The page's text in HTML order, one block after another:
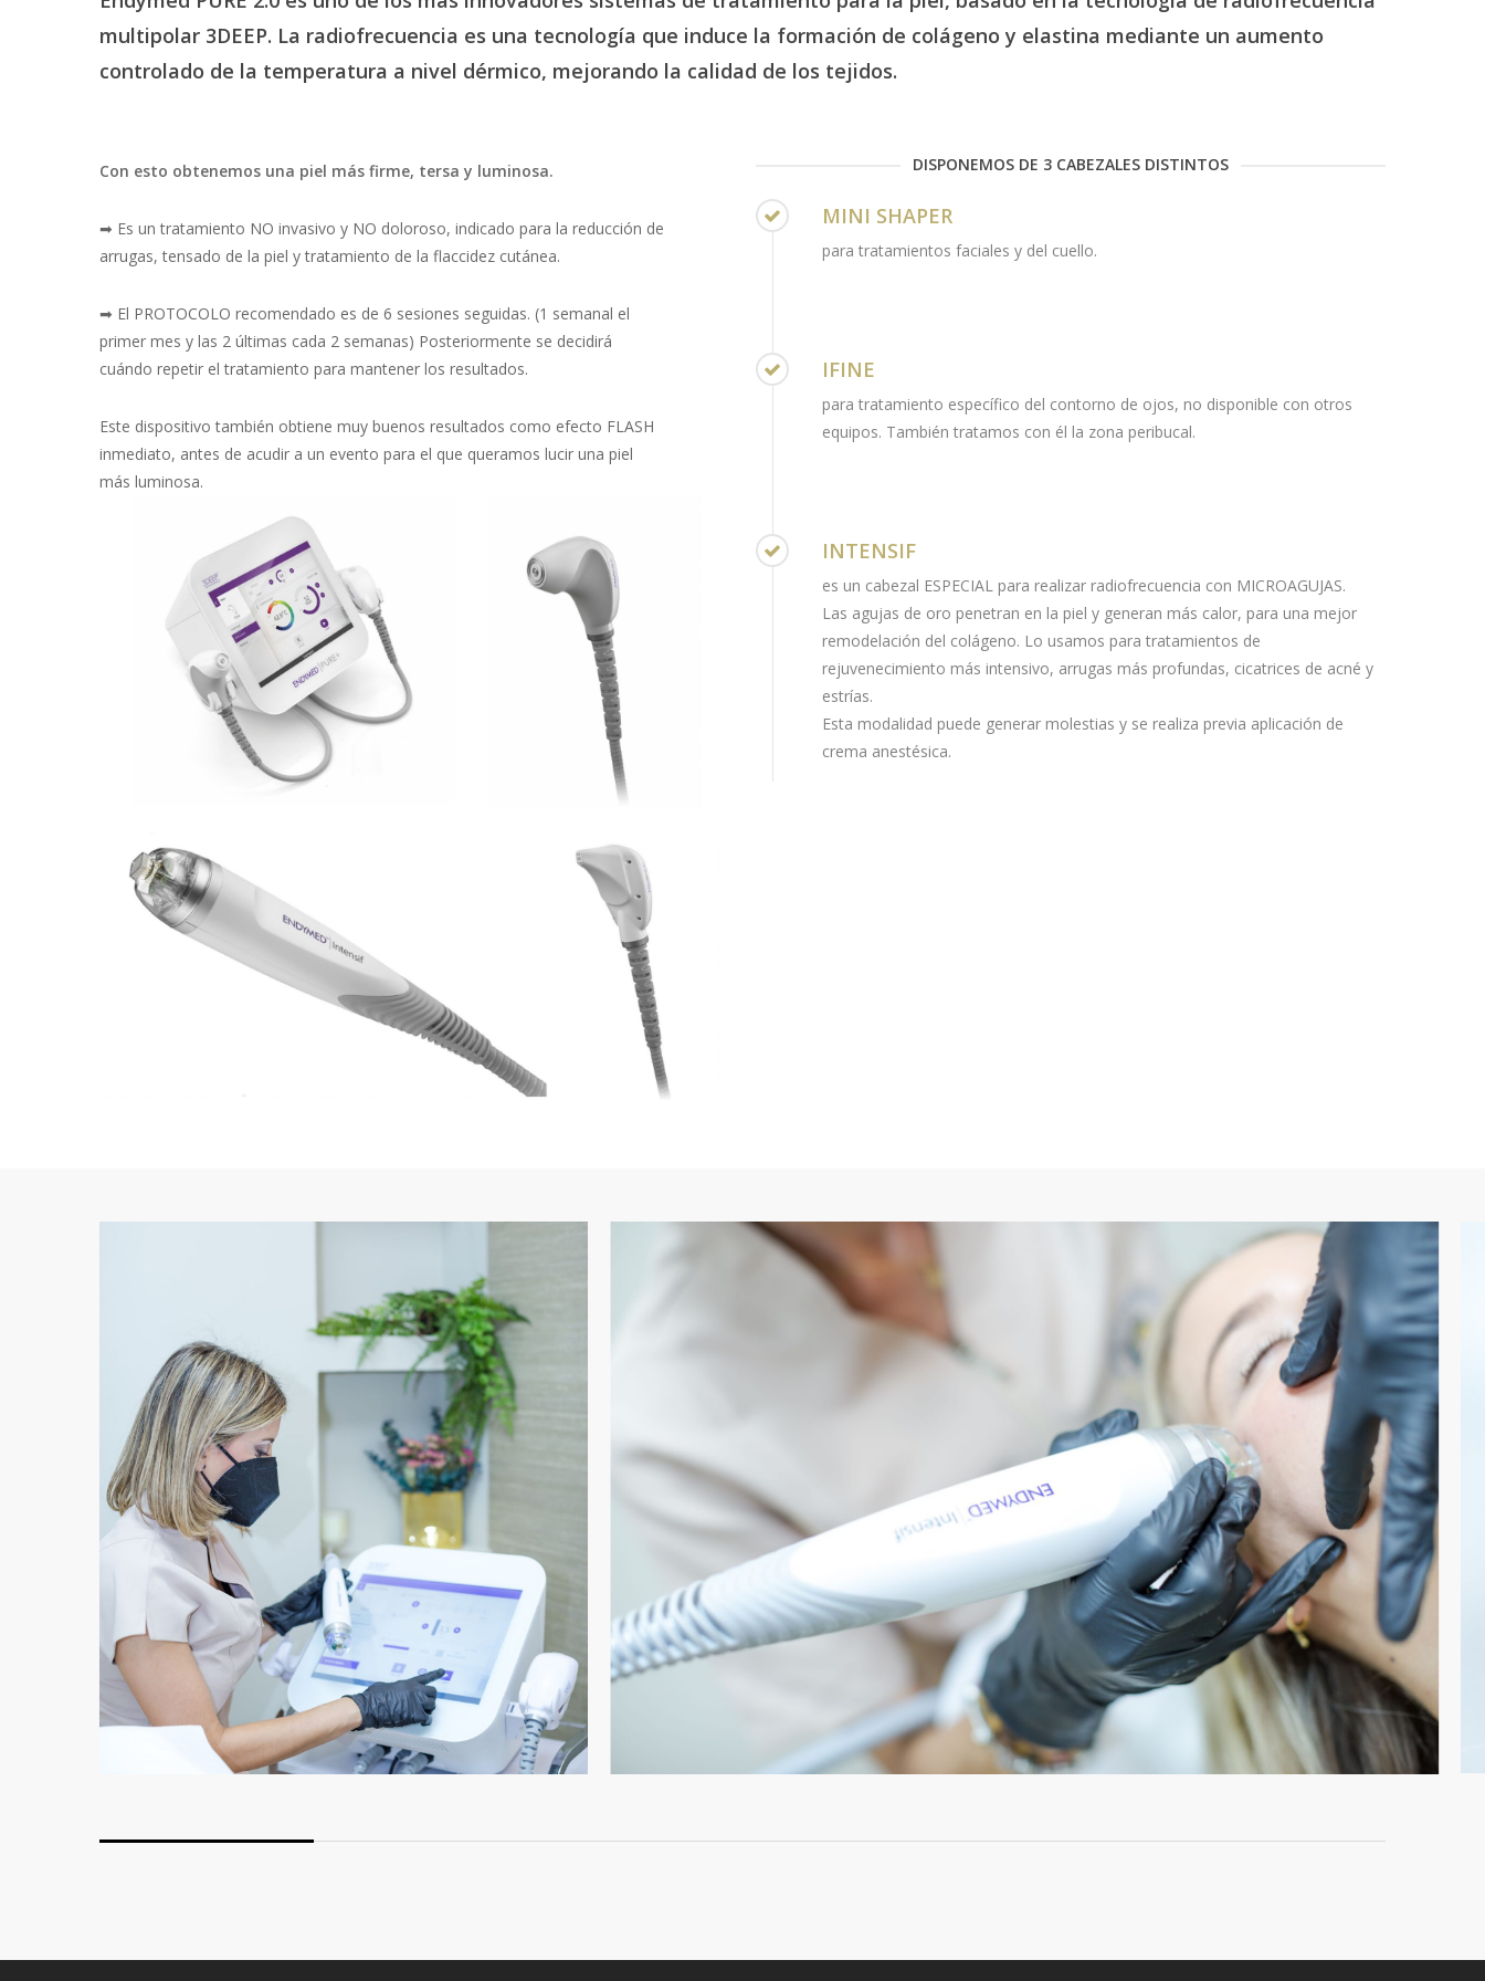
multipolar 3DEEP. La radiofrecuencia es una tecnología que induce la formación de colágeno y elastina mediante un aumento
controlado de la temperatura a nivel dérmico, mejorando la calidad de los tejidos.
Con esto obtenemos una piel más firme, tersa y luminosa.
➡ Es un tratamiento NO invasivo y NO doloroso, indicado para la reducción de
arrugas, tensado de la piel y tratamiento de la flaccidez cutánea.
➡ El PROTOCOLO recomendado es de 6 sesiones seguidas. (1 semanal el
primer mes y las 2 últimas cada 2 semanas) Posteriormente se decidirá
cuándo repetir el tratamiento para mantener los resultados.
Este dispositivo también obtiene muy buenos resultados como efecto FLASH
inmediato, antes de acudir a un evento para el que queramos lucir una piel
más luminosa.
DISPONEMOS DE 3 CABEZALES DISTINTOS
MINI SHAPER
para tratamientos faciales y del cuello.
IFINE
para tratamiento específico del contorno de ojos, no disponible con otros
equipos. También tratamos con él la zona peribucal.
INTENSIF
es un cabezal ESPECIAL para realizar radiofrecuencia con MICROAGUJAS.
Las agujas de oro penetran en la piel y generan más calor, para una mejor
remodelación del colágeno. Lo usamos para tratamientos de
rejuvenecimiento más intensivo, arrugas más profundas, cicatrices de acné y
estrías.
Esta modalidad puede generar molestias y se realiza previa aplicación de
crema anestésica.